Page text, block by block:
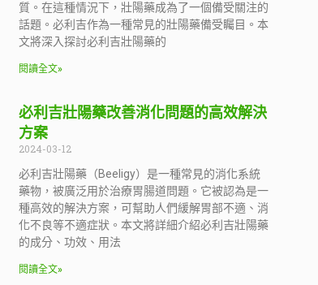
質。在這種情況下，壯陽藥成為了一個備受關注的
話題。必利吉作為一種常見的壯陽藥備受矚目。本
文將深入探討必利吉壯陽藥的
閱讀全文»
必利吉壯陽藥改善消化問題的高效解決
方案
2024-03-12
必利吉壯陽藥（Beeligy）是一種常見的消化系統
藥物，被廣泛用於治療胃腸道問題。它被認為是一
種高效的解決方案，可幫助人們緩解胃部不適、消
化不良等不適症狀。本文將詳細介紹必利吉壯陽藥
的成分、功效、用法
閱讀全文»